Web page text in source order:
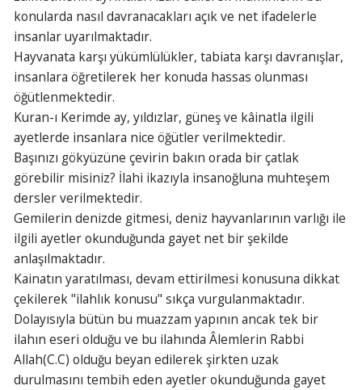
konularda nasıl davranacakları açık ve net ifadelerle
insanlar uyarılmaktadır.
Hayvanata karşı yükümlülükler, tabiata karşı davranışlar,
insanlara öğretilerek her konuda hassas olunması
öğütlenmektedir.
Kuran-ı Kerimde ay, yıldızlar, güneş ve kâinatla ilgili
ayetlerde insanlara nice öğütler verilmektedir.
Başınızı gökyüzüne çevirin bakın orada bir çatlak
görebilir misiniz? İlahi ikazıyla insanoğluna muhteşem
dersler verilmektedir.
Gemilerin denizde gitmesi, deniz hayvanlarının varlığı ile
ilgili ayetler okunduğunda gayet net bir şekilde
anlaşılmaktadır.
Kainatın yaratılması, devam ettirilmesi konusuna dikkat
çekilerek "ilahlık konusu" sıkça vurgulanmaktadır.
Dolayısıyla bütün bu muazzam yapının ancak tek bir
ilahın eseri olduğu ve bu ilahında Âlemlerin Rabbi
Allah(C.C) olduğu beyan edilerek şirkten uzak
durulmasını tembih eden ayetler okunduğunda gayet